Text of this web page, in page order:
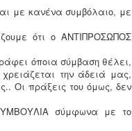
με κανένα συμβόλαιο, με
ότι ο ΑΝΤΙΠΡΟΣΩΠΟΣ
όποια σύμβαση θέλει,
την άδειά μας,
Οι πράξεις του όμως, δεν
σύμφωνα με το